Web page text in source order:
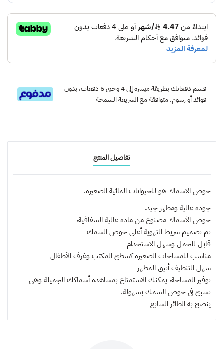
قسم دفعاتك بطريقة ميسرة إلى 4 وحتى 6 دفعات، بدون
فوائد أو رسوم. متوافقة مع الشريعة السمحة
تفاصيل المنتج
حوض الاسماك هو للحيوانات المائية الصغيرة.
جودة عالية ومظهر جيد.
حوض الأسماك مصنوع من مادة عالية الشفافية،
تم تصميم شريط التهوية أعلى حوض السمك
قابل للحمل وسهل الاستخدام
مناسب للمساحات الصغيرة كسطح المكتب وغرف الأطفال
سهل التنظيف أنيق المظهر
توفير المساحة، يمكنك الاستمتاع بمشاهدة أسماكك الجميلة وهي
تسبح في حوض السمك بسهولة.
ينصح بهالطائر السابع